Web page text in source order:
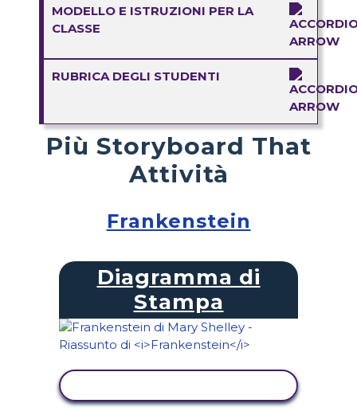
MODELLO E ISTRUZIONI PER LA
CLASSE
RUBRICA DEGLI STUDENTI
Più Storyboard That
Attività
Frankenstein
Diagramma di
Stampa